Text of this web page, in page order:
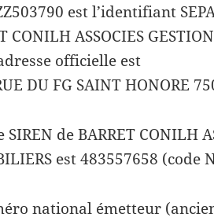
est l’identifiant
CONILH ASSOCIES
officielle est
DU FG SAINT HONORE
SIREN de BARRET CONILH
est 483557658 (code
national émetteur